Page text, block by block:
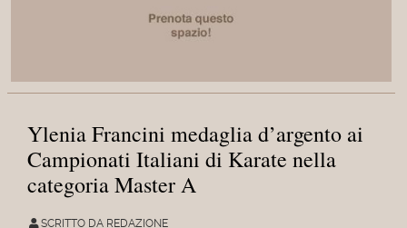
Ylenia Francini medaglia d’argento ai
Campionati Italiani di Karate nella
categoria Master A
SCRITTO DA REDAZIONE